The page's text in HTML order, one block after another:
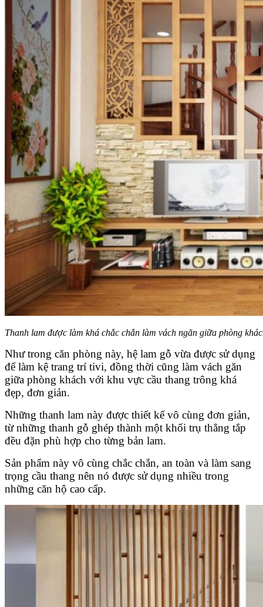
Thanh lam được làm khá chắc chắn làm vách ngăn giữa phòng
Như trong căn phòng này, hệ lam gỗ vừa được sử dụng
để làm kệ trang trí tivi, đồng thời cũng làm vách găn
giữa phòng khách với khu vực cầu thang trông khá
đẹp, đơn giản.
Những thanh lam này được thiết kế vô cùng đơn giản,
từ những thanh gỗ ghép thành một khối trụ thẳng tắp
đều đặn phù hợp cho từng bản lam.
Sản phẩm này vô cùng chắc chắn, an toàn và làm sang
trọng cầu thang nên nó được sử dụng nhiều trong
những căn hộ cao cấp.